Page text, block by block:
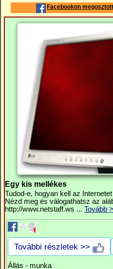
Facebookon
Egy kis mellékes
Tudod-e, hogyan kell az
Nézd meg és válogathatsz az
http://www.netstaff.ws ... Tovább >
További részletek >>
Állás - munka